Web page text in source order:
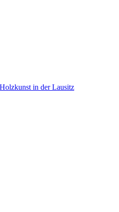
in der Lausitz